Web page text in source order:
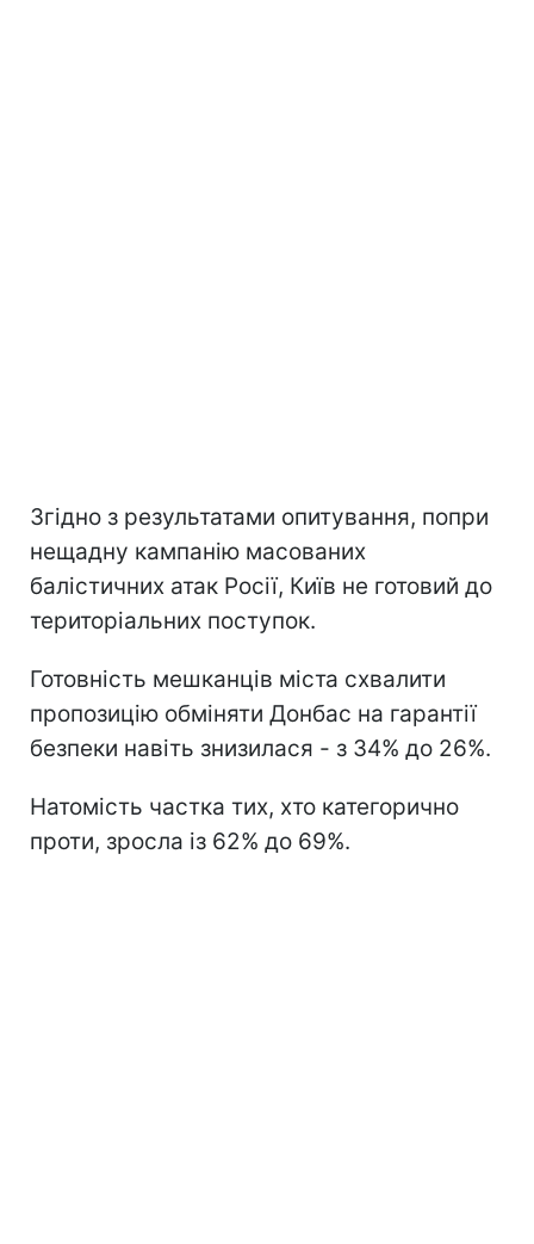
Згідно з результатами опитування, попри
нещадну кампанію масованих
балістичних атак Росії, Київ не готовий до
територіальних поступок.
Готовність мешканців міста схвалити
пропозицію обміняти Донбас на гарантії
безпеки навіть знизилася - з 34% до 26%.
Натомість частка тих, хто категорично
проти, зросла із 62% до 69%.